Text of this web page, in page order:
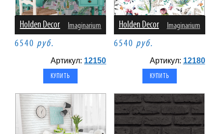
Holden Decor Imaginarium
6540 руб.
Артикул: 12150
Holden Decor Imaginarium
6540 руб.
Артикул: 12180